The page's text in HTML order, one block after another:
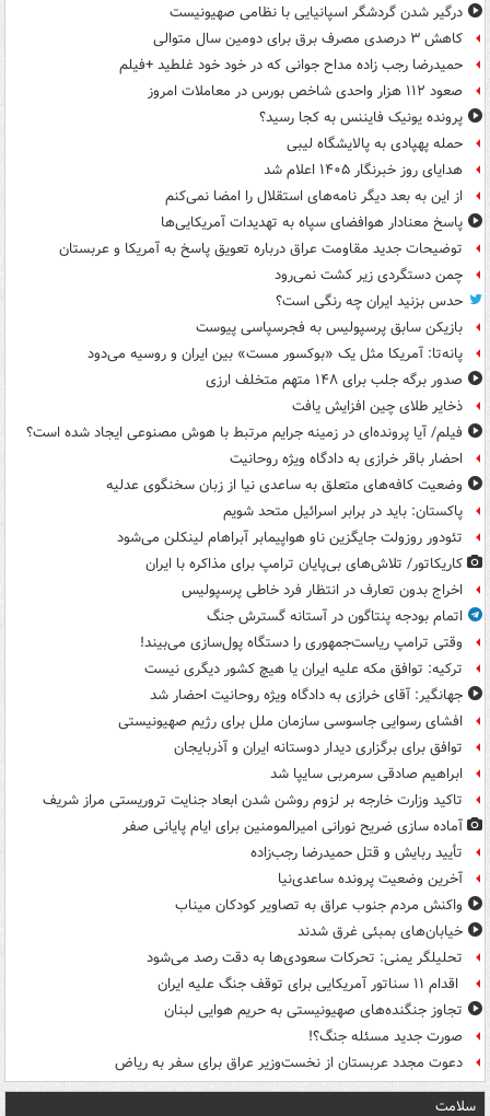
درگیر شدن گردشگر اسپانیایی با نظامی صهیونیست
کاهش ۳ درصدی مصرف برق برای دومین سال متوالی
حمیدرضا رجب زاده مداح جوانی که در خود خود غلطید +فیلم
صعود ۱۱۲ هزار واحدی شاخص بورس در معاملات امروز
پرونده یونیک فایننس به کجا رسید؟
حمله پهپادی به پالایشگاه لیبی
هدایای روز خبرنگار ۱۴۰۵ اعلام شد
از این به بعد دیگر نامه‌های استقلال را امضا نمی‌کنم
پاسخ معنادار هوافضای سپاه به تهدیدات آمریکایی‌ها
توضیحات جدید مقاومت عراق درباره تعویق پاسخ به آمریکا و عربستان
چمن دستگردی زیر کشت نمی‌رود
حدس بزنید ایران چه رنگی است؟
بازیکن سابق پرسپولیس به فجرسپاسی پیوست
پانه‌تا: آمریکا مثل یک «بوکسور مست» بین ایران و روسیه می‌دود
صدور برگه جلب برای ۱۴۸ متهم متخلف ارزی
ذخایر طلای چین افزایش یافت
فیلم/ آیا پرونده‌ای در زمینه جرایم مرتبط با هوش مصنوعی ایجاد شده است؟
احضار باقر خرازی به دادگاه ویژه روحانیت
وضعیت کافه‌های متعلق به ساعدی نیا از زبان سخنگوی عدلیه
پاکستان: باید در برابر اسرائیل متحد شویم
تئودور روزولت جایگزین ناو هواپیمابر آبراهام لینکلن می‌شود
کاریکاتور/ تلاش‌های بی‌پایان ترامپ برای مذاکره با ایران
اخراج بدون تعارف در انتظار فرد خاطی پرسپولیس
اتمام بودجه پنتاگون در آستانه گسترش جنگ
وقتی ترامپ ریاست‌جمهوری را دستگاه پول‌سازی می‌بیند!
ترکیه: توافق مکه علیه ایران یا هیچ کشور دیگری نیست
جهانگیر: آقای خرازی به دادگاه ویژه روحانیت احضار شد
افشای رسوایی جاسوسی سازمان ملل برای رژیم صهیونیستی
توافق برای برگزاری دیدار دوستانه ایران و آذربایجان
ابراهیم صادقی سرمربی سایپا شد
تاکید وزارت خارجه بر لزوم روشن شدن ابعاد جنایت تروریستی مراز شریف
آماده سازی ضریح نورانی امیرالمومنین برای ایام پایانی صفر
تأیید ربایش و قتل حمیدرضا رجب‌زاده
آخرین وضعیت پرونده ساعدی‌نیا
واکنش مردم جنوب عراق به تصاویر کودکان میناب
خیابان‌های بمبئی غرق شدند
تحلیلگر یمنی: تحرکات سعودی‌ها به دقت رصد می‌شود
اقدام ۱۱ سناتور آمریکایی برای توقف جنگ علیه ایران
تجاوز جنگنده‌های صهیونیستی به حریم هوایی لبنان
صورت جدید مسئله جنگ؟!
دعوت مجدد عربستان از نخست‌وزیر عراق برای سفر به ریاض
سلامت